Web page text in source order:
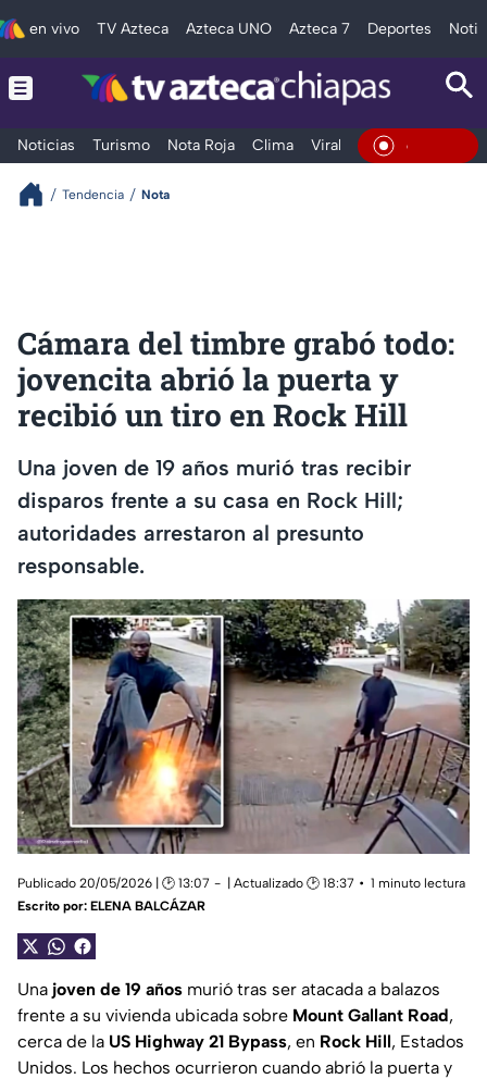
en vivo TV Azteca Azteca UNO Azteca 7 Deportes
Noticias Turismo Nota Roja Clima Viral y Tendencia En Vivo
Tendencia Nota
Cámara del timbre grabó todo:
jovencita abrió la puerta y
recibió un tiro en Rock Hill
Una joven de 19 años murió tras recibir
disparos frente a su casa en Rock Hill;
autoridades arrestaron al presunto
responsable.
Publicado 20/05/2026 | 🕑 13:07 | Actualizado 🕑 18:37
1 minuto lectura
Escrito por: ELENA BALCÁZAR
Una joven de 19 años murió tras ser atacada a balazos
frente a su vivienda ubicada sobre Mount Gallant Road,
cerca de la US Highway 21 Bypass, en Rock Hill, Estados
Unidos. Los hechos ocurrieron cuando abrió la puerta y